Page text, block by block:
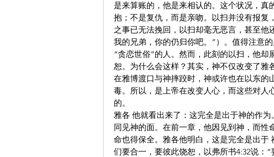
是来算账的，他是来相认的。这个状况，
抱；不是复仇，而是亲吻。以扫并没有报复
之事已无法挽回，以扫却毫无恶言，甚至他
我的兄弟，你的仍归你吧。”）。值得注意
“贪恋世俗”的人。然而，此刻的以扫，他却
恕。为什么会这样？其实，神不仅改变了雅
在雅博渡口与神摔跤时，神或许也在以东的
毒。所以，是上帝在改变人心，而这些对人
的。
雅各 他就看出来了：这完全是出于神的作
同见神的面。在前一章，他因见到神，而性
命也得保全。雅各他明白，这是完全是出于
们要合一，要彼此饶恕，以弗所书4:32说：